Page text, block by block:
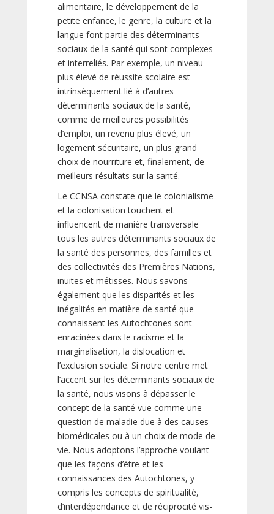
alimentaire, le développement de la
petite enfance, le genre, la culture et la
langue font partie des déterminants
sociaux de la santé qui sont complexes
et interreliés. Par exemple, un niveau
plus élevé de réussite scolaire est
intrinsèquement lié à d’autres
déterminants sociaux de la santé,
comme de meilleures possibilités
d’emploi, un revenu plus élevé, un
logement sécuritaire, un plus grand
choix de nourriture et, finalement, de
meilleurs résultats sur la santé.
Le CCNSA constate que le colonialisme
et la colonisation touchent et
influencent de manière transversale
tous les autres déterminants sociaux de
la santé des personnes, des familles et
des collectivités des Premières Nations,
inuites et métisses. Nous savons
également que les disparités et les
inégalités en matière de santé que
connaissent les Autochtones sont
enracinées dans le racisme et la
marginalisation, la dislocation et
l’exclusion sociale. Si notre centre met
l’accent sur les déterminants sociaux de
la santé, nous visons à dépasser le
concept de la santé vue comme une
question de maladie due à des causes
biomédicales ou à un choix de mode de
vie. Nous adoptons l’approche voulant
que les façons d’être et les
connaissances des Autochtones, y
compris les concepts de spiritualité,
d’interdépendance et de réciprocité vis-